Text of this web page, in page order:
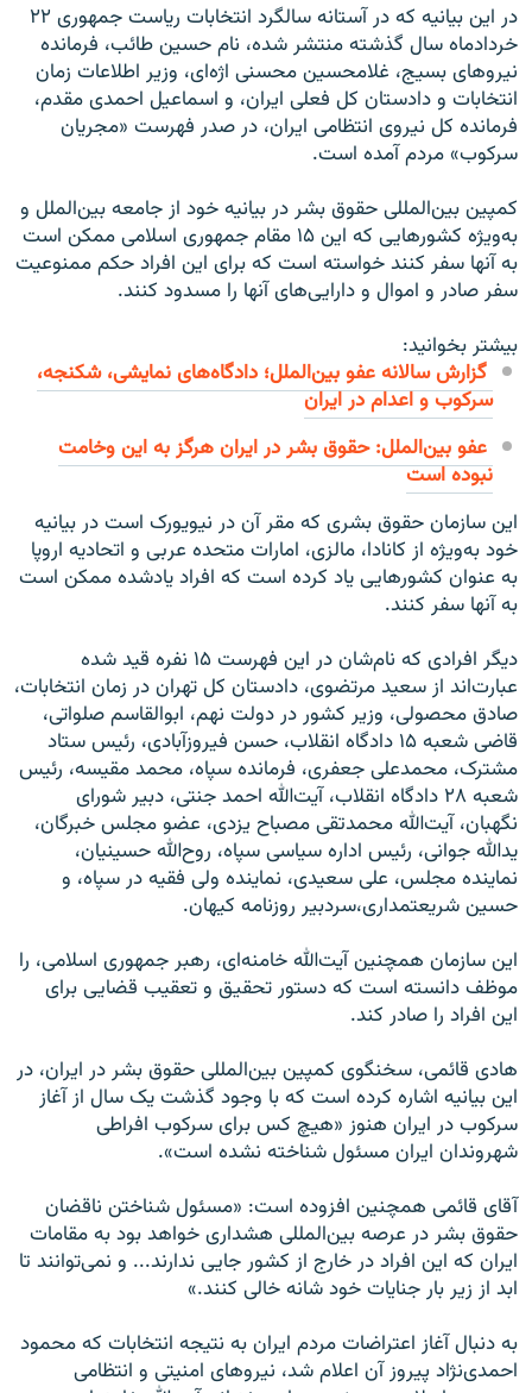
در این بیانیه که در آستانه سالگرد انتخابات ریاست جمهوری ۲۲
خردادماه سال گذشته منتشر شده، نام حسین طائب، فرمانده
نیروهای بسیج، غلامحسین محسنی اژه‌ای، وزیر اطلاعات زمان
انتخابات و دادستان کل فعلی ایران، و اسماعیل احمدی مقدم،
فرمانده کل نیروی انتظامی ایران، در صدر فهرست «مجریان
سرکوب» مردم آمده است.
کمپین بین‌المللی حقوق بشر در بیانیه خود از جامعه بین‌الملل و
به‌ویژه کشورهایی که این ۱۵ مقام جمهوری اسلامی ممکن است
به آنها سفر کنند خواسته است که برای این افراد حکم ممنوعیت
سفر صادر و اموال و دارایی‌های آنها را مسدود کنند.
بیشتر بخوانید:
گزارش سالانه عفو بین‌الملل؛ دادگاه‌های نمایشی، شکنجه،
سرکوب و اعدام در ایران
عفو بین‌الملل: حقوق بشر در ایران هرگز به این وخامت
نبوده است
این سازمان حقوق بشری که مقر آن در نیویورک است در بیانیه
خود به‌ویژه از کانادا، مالزی، امارات متحده عربی و اتحادیه اروپا
به عنوان کشورهایی یاد کرده است که افراد یادشده ممکن است
به آنها سفر کنند.
دیگر افرادی که نام‌شان در این فهرست ۱۵ نفره قید شده
عبارت‌اند از سعید مرتضوی، دادستان کل تهران در زمان انتخابات،
صادق محصولی، وزیر کشور در دولت نهم، ابوالقاسم صلواتی،
قاضی شعبه ۱۵ دادگاه‌ انقلاب، حسن فیروزآبادی، رئیس ستاد
مشترک، محمدعلی جعفری، فرمانده سپاه، محمد مقیسه، رئیس
شعبه ۲۸ دادگاه انقلاب، آیت‌الله احمد جنتی، دبیر شورای
نگهبان، آیت‌الله محمدتقی مصباح یزدی،‌ عضو مجلس خبرگان،
یدالله جوانی، رئیس اداره سیاسی سپاه، روح‌الله حسینیان،
نماینده مجلس، علی سعیدی، نماینده ولی فقیه در سپاه، و
حسین شریعتمداری،‌سردبیر روزنامه کیهان.
این سازمان همچنین آیت‌الله خامنه‌ای، رهبر جمهوری اسلامی، را
موظف دانسته است که دستور تحقیق و تعقیب قضایی برای
این افراد را صادر کند.
هادی قائمی، سخنگوی کمپین بین‌المللی حقوق بشر در ایران، در
این بیانیه اشاره کرده است که با وجود گذشت یک سال از آغاز
سرکوب در ایران هنوز «هیچ کس برای سرکوب افراطی
شهروندان ایران مسئول شناخته نشده است».
آقای قائمی همچنین افزوده است: «مسئول شناختن ناقضان
حقوق بشر در عرصه بین‌المللی هشداری خواهد بود به مقامات
ایران که این افراد در خارج از کشور جایی ندارند... و نمی‌توانند تا
ابد از زیر بار جنایات خود شانه خالی کنند.»
به دنبال آغاز اعتراضات مردم ایران به نتیجه انتخابات که محمود
احمدی‌نژاد پیروز آن اعلام شد، نیروهای امنیتی و انتظامی